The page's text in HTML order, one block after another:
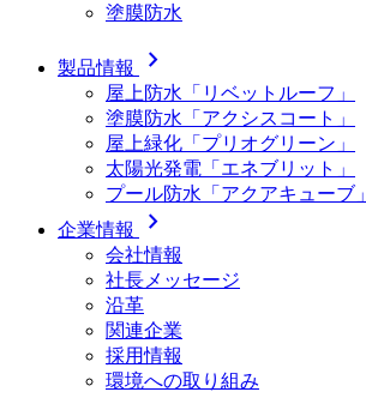
塗膜防水
製品情報 chevron_right
屋上防水「リベットルーフ」
塗膜防水「アクシスコート」
屋上緑化「プリオグリーン」
太陽光発電「エネブリット」
プール防水「アクアキューブ」
企業情報
chevron_right
会社情報
社長メッセージ
沿革
関連企業
採用情報
環境への取り組み